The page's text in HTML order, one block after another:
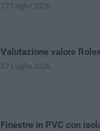
27 Luglio 2026
Valutazione valore Rolex
27 Luglio 2026
Finestre in PVC con